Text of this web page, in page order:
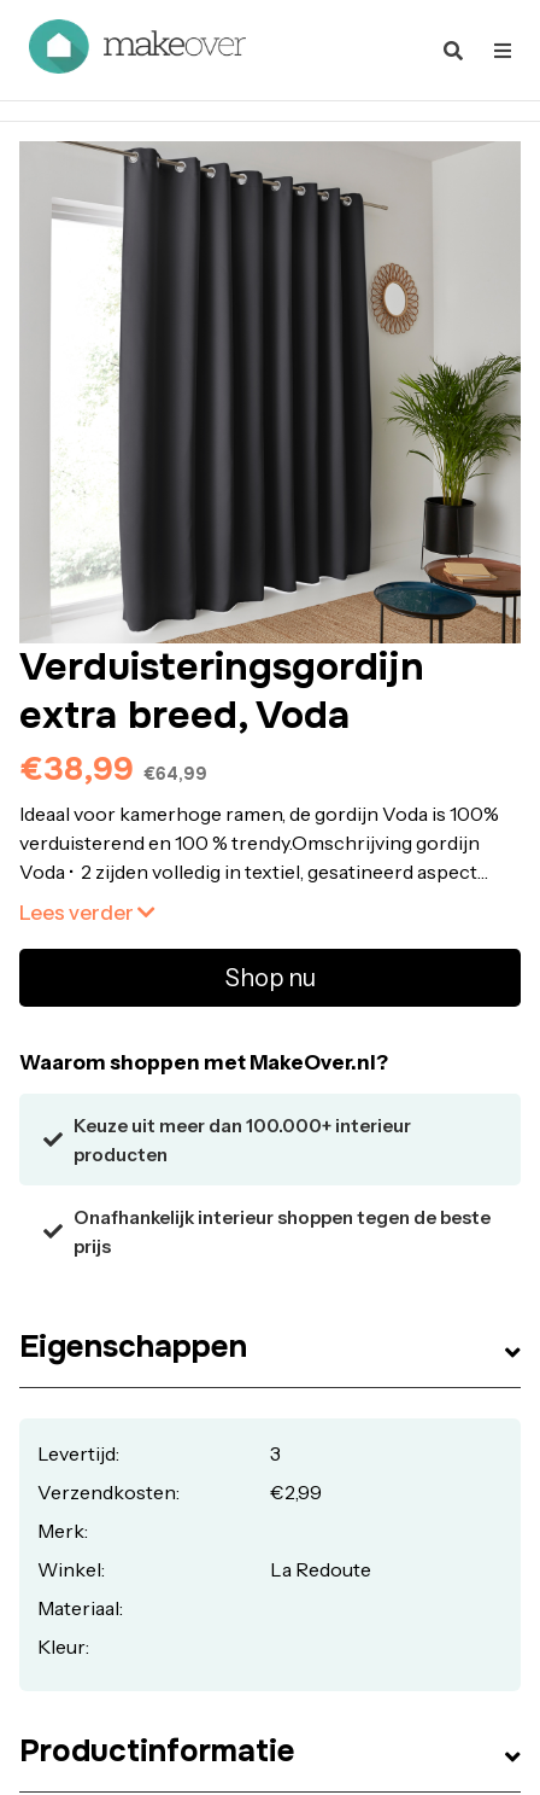
Verduisteringsgordijn
extra breed, Voda
€38,99 €64,99
Ideaal voor kamerhoge ramen, de gordijn Voda is 100%
verduisterend en 100 % trendy.Omschrijving gordijn
Voda • 2 zijden volledig in textiel, gesatineerd aspect
100% polyester • Afgewerkt met oogjes • Diameter
onderaan • Onderhoud : zie etiket • Sommige stoffen
kunnen krimpen bij het wassen (naturel stoffen). Was
gordijn Voda • B280 x H240 cm
Lees verder
Shop nu
Waarom shoppen met MakeOver.nl?
Keuze uit meer dan 100.000+ interieur
producten
Onafhankelijk interieur shoppen tegen de beste
prijs
Eigenschappen
Levertijd:
3
Verzendkosten:
€2,99
Merk:
Winkel:
La Redoute
Materiaal:
Kleur:
Productinformatie